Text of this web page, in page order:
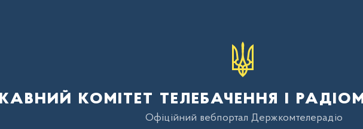
комітет телебачення і
Офіційний вебпортал Держкомтелерадіо